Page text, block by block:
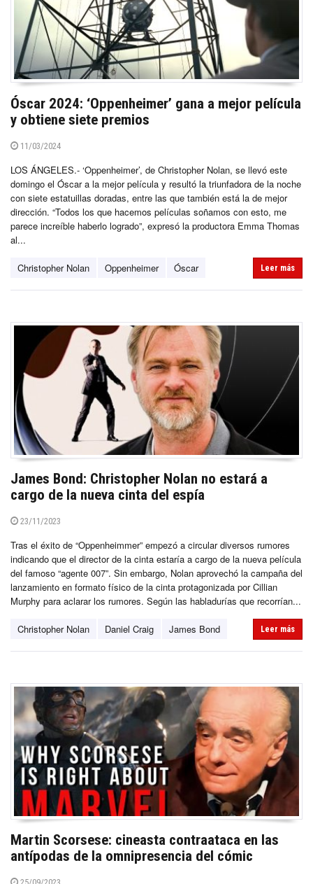
Óscar 2024: ‘Oppenheimer’ gana a mejor película
y obtiene siete premios
11/03/2024
LOS ÁNGELES.- ‘Oppenheimer’, de Christopher Nolan, se llevó este
domingo el Óscar a la mejor película y resultó la triunfadora de la noche
con siete estatuillas doradas, entre las que también está la de mejor
dirección. “Todos los que hacemos películas soñamos con esto, me
parece increíble haberlo logrado”, expresó la productora Emma Thomas
al...
Christopher Nolan Oppenheimer Óscar Leer más
James Bond: Christopher Nolan no estará a
cargo de la nueva cinta del espía
23/11/2023
Tras el éxito de “Oppenheimmer” empezó a circular diversos rumores
indicando que el director de la cinta estaría a cargo de la nueva película
del famoso “agente 007”. Sin embargo, Nolan aprovechó la campaña del
lanzamiento en formato físico de la cinta protagonizada por Cillian
Murphy para aclarar los rumores. Según las habladurías que recorrían...
Christopher Nolan Daniel Craig James Bond Leer más
Martin Scorsese: cineasta contraataca en las
antípodas de la omnipresencia del cómic